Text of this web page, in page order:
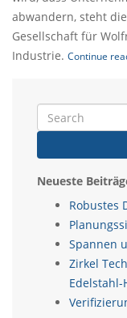
abwandern, steht die
Gesellschaft für
Industrie. Continue
Neueste
Robustes
Spannen
Zirkel
Edelstahl-